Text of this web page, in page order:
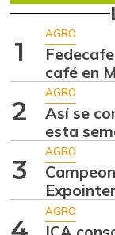
1
AGRO
café en
2
AGRO
Así se
esta
3
AGRO
AGRO